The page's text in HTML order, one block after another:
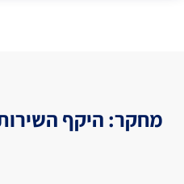
מחקר: היקף